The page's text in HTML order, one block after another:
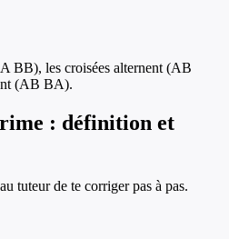
BB), les croisées alternent (AB
(AB BA).
: définition et
tuteur de te corriger pas à pas.